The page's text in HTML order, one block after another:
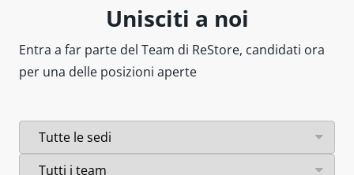
Unisciti a noi
Entra a far parte del Team di ReStore, candidati ora
per una delle posizioni aperte